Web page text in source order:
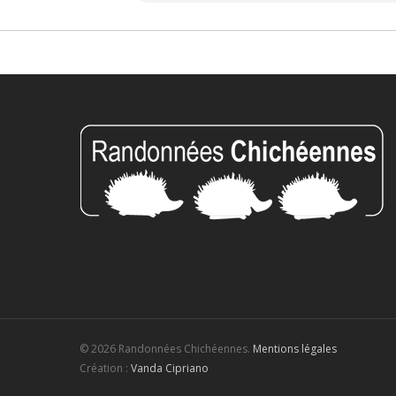
© 2026 Randonnées Chichéennes. Mentions légales
Création : Vanda Cipriano